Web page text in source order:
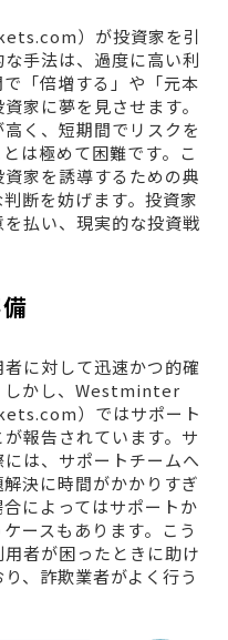
）が投資家を引
手法は、過度に高い利
「倍増する」や「元本
家に夢を見させます。
く、短期間でリスクを
は極めて困難です。こ
家を誘導するための典
断を妨げます。投資家
払い、現実的な投資戦
に対して迅速かつ的確
しかし、Westminter
）ではサポート
報告されています。サ
は、サポートチームへ
決に時間がかかりすぎ
によってはサポートか
ースもあります。こう
者が困ったときに助け
、詐欺業者がよく行う